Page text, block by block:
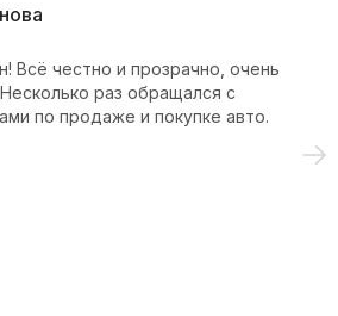
Всё честно и прозрачно, очень
раз обращался с
по продаже и покупке авто.